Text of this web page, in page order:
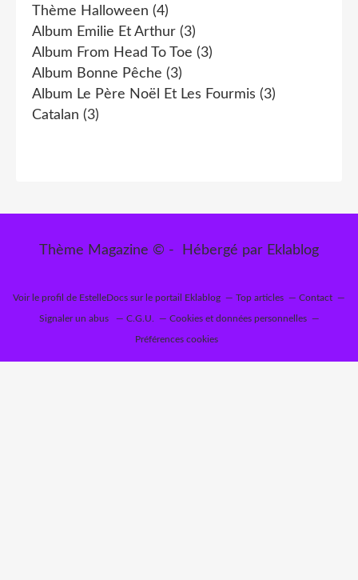
Thème Halloween (4)
Album Emilie Et Arthur (3)
Album From Head To Toe (3)
Album Bonne Pêche (3)
Album Le Père Noël Et Les Fourmis (3)
Catalan (3)
Thème Magazine © - Hébergé par Eklablog
Voir le profil de EstelleDocs sur le portail Eklablog Top articles Contact
Signaler un abus C.G.U. Cookies et données personnelles
Préférences cookies